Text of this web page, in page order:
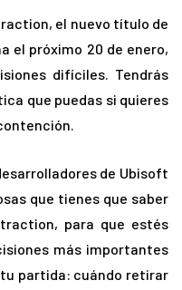
el nuevo título de
el próximo 20 de enero,
difíciles. Tendrás
que puedas si quieres
de Ubisoft
que tienes que saber
para que estés
más importantes
partida: cuándo retirar